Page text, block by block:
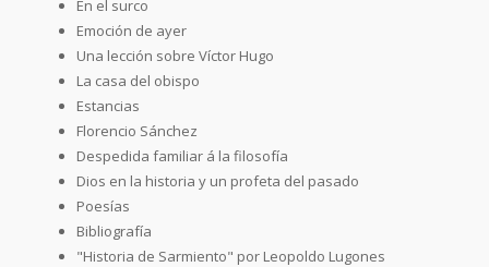
En el surco
Emoción de ayer
Una lección sobre Víctor Hugo
La casa del obispo
Estancias
Florencio Sánchez
Despedida familiar á la filosofía
Dios en la historia y un profeta del pasado
Poesías
Bibliografía
"Historia de Sarmiento" por Leopoldo Lugones